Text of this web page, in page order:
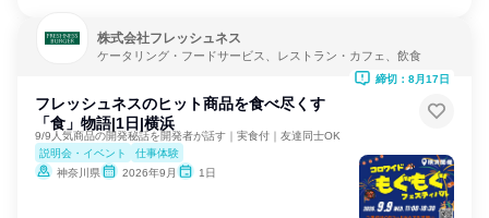
株式会社フレッシュネス
ケータリング・フードサービス、レストラン・カフェ、飲食
フレッシュネスのヒット商品を食べ尽くす
「食」物語|1日|横浜
9/9人気商品の開発秘話を開発者が話す｜実食付｜友達同士OK
説明会・イベント
仕事体験
神奈川県
2026年9月 1日
締切：8月17日